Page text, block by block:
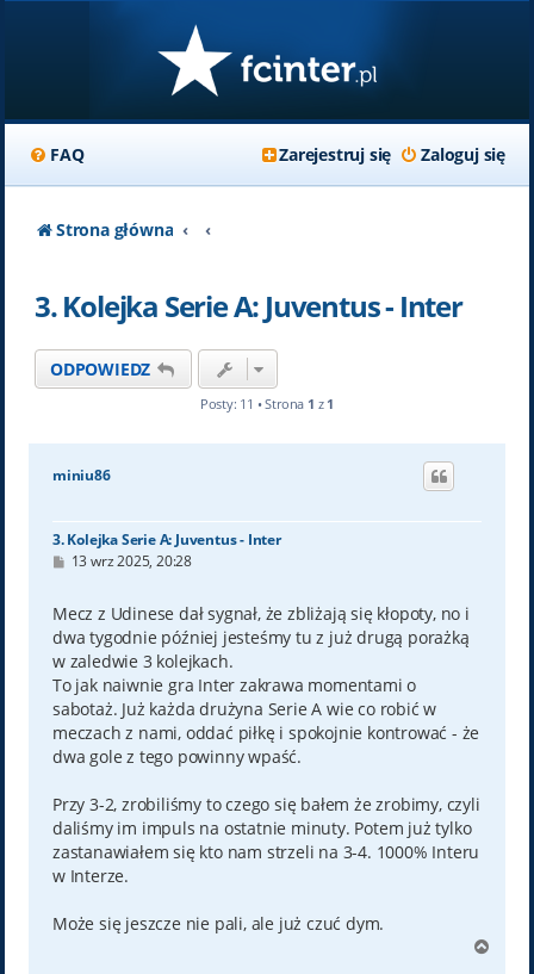
FAQ Zaloguj się
Zarejestruj się
Strona główna
3. Kolejka Serie A: Juventus - Inter
ODPOWIEDZ
Posty: 11 • Strona 1 z 1
miniu86
3. Kolejka Serie A: Juventus - Inter
P
t
13 wrz 2025, 20:28
Mecz z Udinese dał sygnał, że zbliżają się kłopoty, no i
dwa tygodnie później jesteśmy tu z już drugą porażką
w zaledwie 3 kolejkach.
To jak naiwnie gra Inter zakrawa momentami o
sabotaż. Już każda drużyna Serie A wie co robić w
meczach z nami, oddać piłkę i spokojnie kontrować - że
dwa gole z tego powinny wpaść.
Przy 3-2, zrobiliśmy to czego się bałem że zrobimy, czyli
daliśmy im impuls na ostatnie minuty. Potem już tylko
zastanawiałem się kto nam strzeli na 3-4. 1000% Interu
w Interze.
Może się jeszcze nie pali, ale już czuć dym.